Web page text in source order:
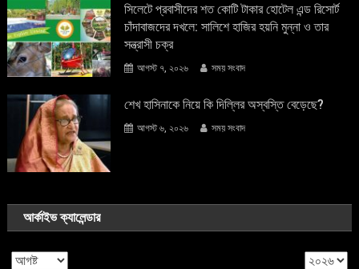
সিলেটে প্রবাসীদের শত কোটি টাকার হোটেল এন্ড রিসোর্ট
চাঁদাবাজদের দখলে: সালিশে হাজির হয়নি মুন্না ও তার
সন্ত্রাসী চক্র
আগস্ট ৭, ২০২৬ সময় সংবাদ
শেখ হাসিনাকে নিয়ে কি দিল্লির অস্বস্তি বেড়েছে?
আগস্ট ৬, ২০২৬ সময় সংবাদ
আর্কাইভ ক্যালেন্ডার